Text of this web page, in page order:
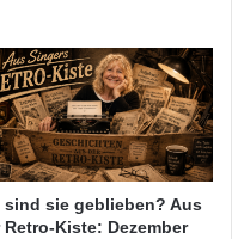
sind sie geblieben? Aus
Retro-Kiste: Dezember